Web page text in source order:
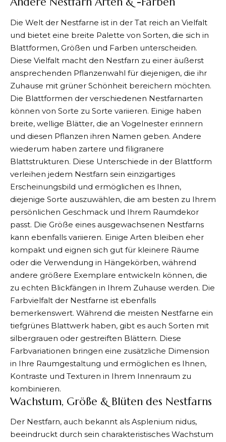
Die Welt der Nestfarne ist in der Tat reich an Vielfalt
und bietet eine breite Palette von Sorten, die sich in
Blattformen, Größen und Farben unterscheiden.
Diese Vielfalt macht den Nestfarn zu einer äußerst
ansprechenden Pflanzenwahl für diejenigen, die ihr
Zuhause mit grüner Schönheit bereichern möchten.
Die Blattformen der verschiedenen Nestfarnarten
können von Sorte zu Sorte variieren. Einige haben
breite, wellige Blätter, die an Vogelnester erinnern
und diesen Pflanzen ihren Namen geben. Andere
wiederum haben zartere und filigranere
Blattstrukturen. Diese Unterschiede in der Blattform
verleihen jedem Nestfarn sein einzigartiges
Erscheinungsbild und ermöglichen es Ihnen,
diejenige Sorte auszuwählen, die am besten zu Ihrem
persönlichen Geschmack und Ihrem Raumdekor
passt. Die Größe eines ausgewachsenen Nestfarns
kann ebenfalls variieren. Einige Arten bleiben eher
kompakt und eignen sich gut für kleinere Räume
oder die Verwendung in Hängekörben, während
andere größere Exemplare entwickeln können, die
zu echten Blickfängen in Ihrem Zuhause werden. Die
Farbvielfalt der Nestfarne ist ebenfalls
bemerkenswert. Während die meisten Nestfarne ein
tiefgrünes Blattwerk haben, gibt es auch Sorten mit
silbergrauen oder gestreiften Blättern. Diese
Farbvariationen bringen eine zusätzliche Dimension
in Ihre Raumgestaltung und ermöglichen es Ihnen,
Kontraste und Texturen in Ihrem Innenraum zu
kombinieren.
Wachstum, Größe & Blüten des Nestfarns
Der Nestfarn, auch bekannt als Asplenium nidus,
beeindruckt durch sein charakteristisches Wachstum